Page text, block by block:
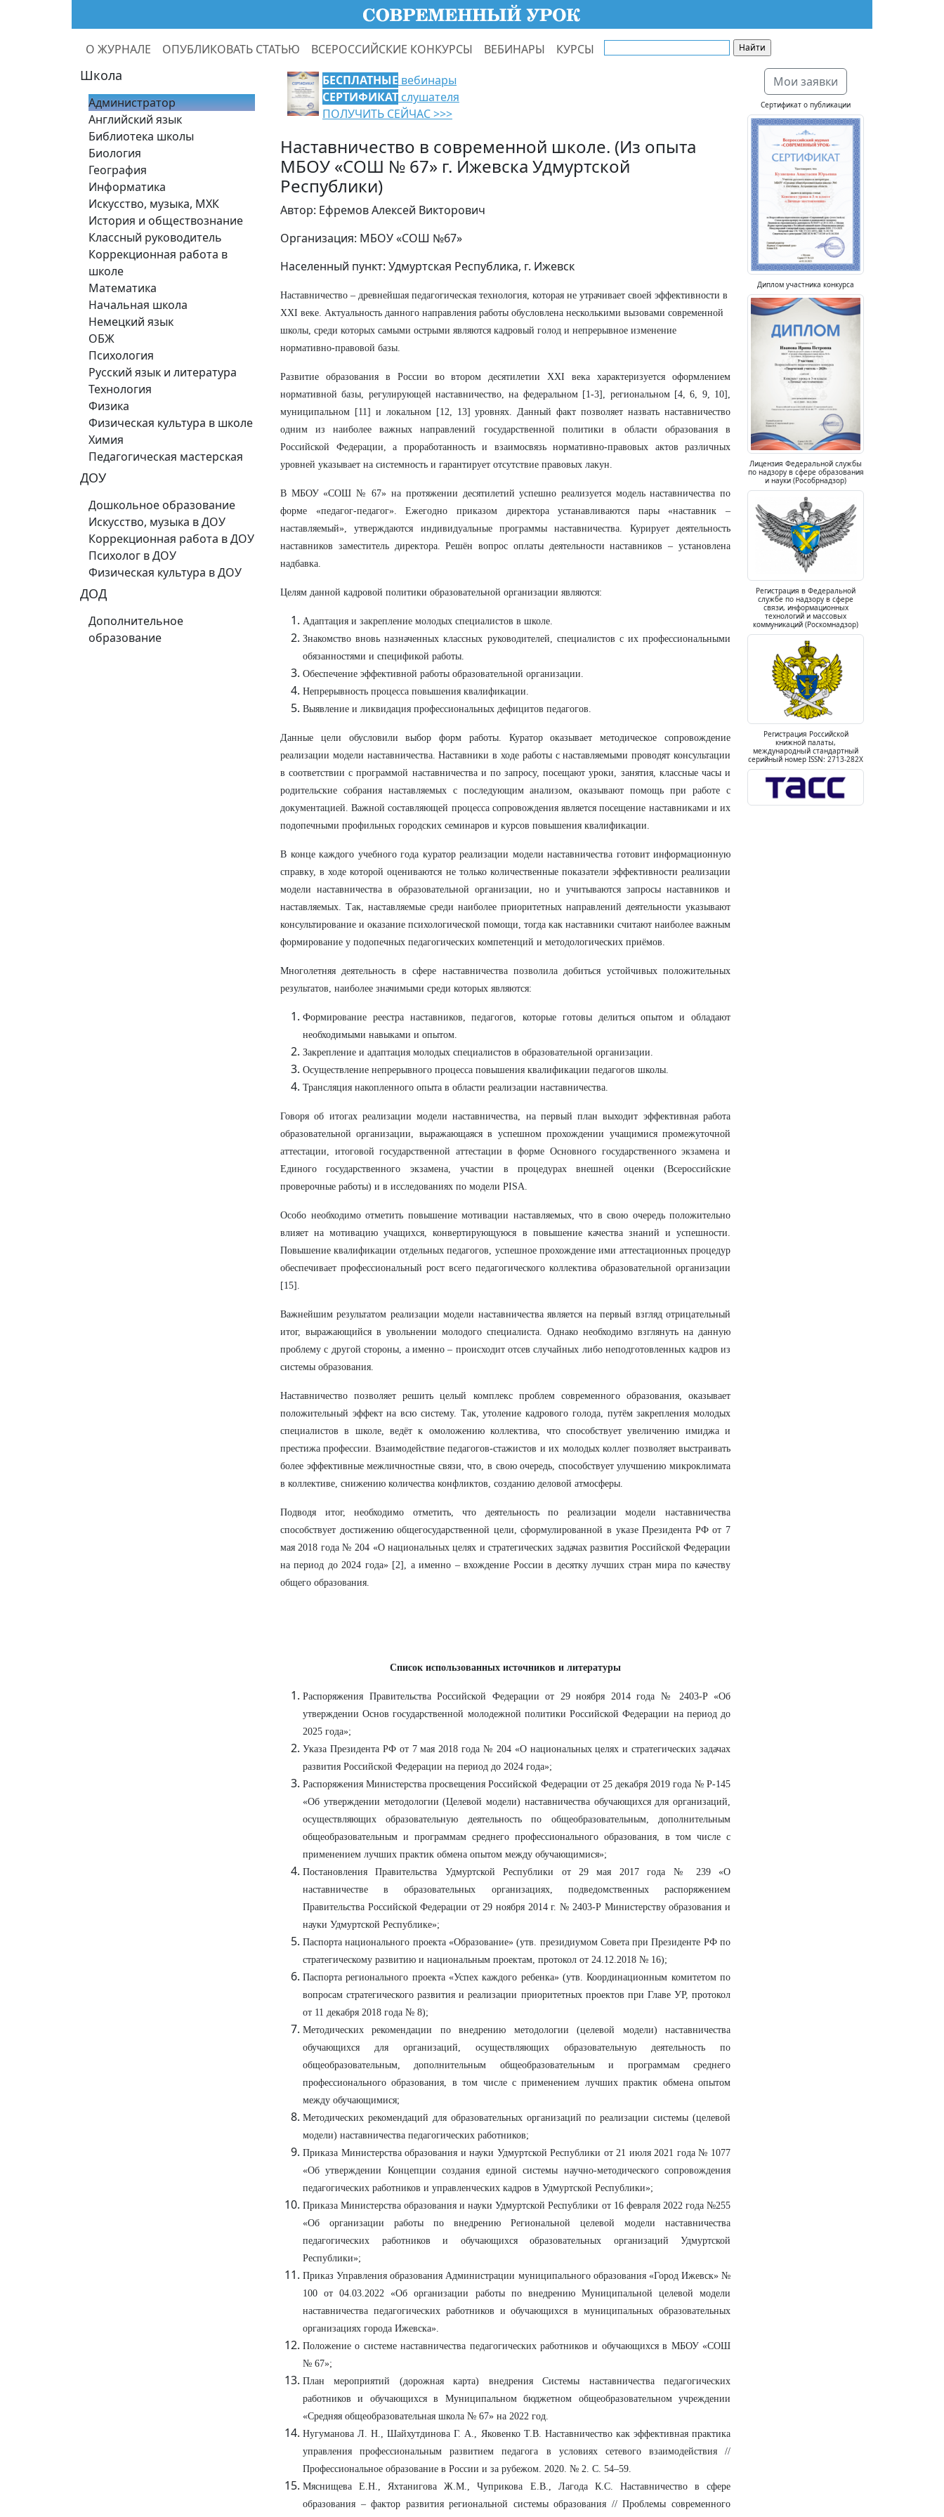
О ЖУРНАЛЕ ОПУБЛИКОВАТЬ СТАТЬЮ ВСЕРОССИЙСКИЕ КОНКУРСЫ ВЕБИНАРЫ КУРСЫ
Школа
Администратор
Английский язык
Библиотека школы
Биология
География
Информатика
Искусство, музыка, МХК
История и обществознание
Классный руководитель
Коррекционная работа в
школе
Математика
Начальная школа
Немецкий язык
ОБЖ
Психология
Русский язык и литература
Технология
Физика
Физическая культура в школе
Химия
Педагогическая мастерская
ДОУ
Дошкольное образование
Искусство, музыка в ДОУ
Коррекционная работа в ДОУ
Психолог в ДОУ
Физическая культура в ДОУ
ДОД
Дополнительное
образование
БЕСПЛАТНЫЕ вебинары
СЕРТИФИКАТ слушателя
ПОЛУЧИТЬ СЕЙЧАС >>>
Наставничество в современной школе. (Из опыта
МБОУ «СОШ № 67» г. Ижевска Удмуртской
Республики)
Автор: Ефремов Алексей Викторович
Организация: МБОУ «СОШ №67»
Населенный пункт: Удмуртская Республика, г. Ижевск
Наставничество – древнейшая педагогическая технология, которая не утрачивает своей эффективности в
XXI веке. Актуальность данного направления работы обусловлена несколькими вызовами современной
школы, среди которых самыми острыми являются кадровый голод и непрерывное изменение
нормативно-правовой базы.
Развитие образования в России во втором десятилетии XXI века характеризуется оформлением
нормативной базы, регулирующей наставничество, на федеральном [1-3], региональном [4, 6, 9, 10],
муниципальном [11] и локальном [12, 13] уровнях. Данный факт позволяет назвать наставничество
одним из наиболее важных направлений государственной политики в области образования в
Российской Федерации, а проработанность и взаимосвязь нормативно-правовых актов различных
уровней указывает на системность и гарантирует отсутствие правовых лакун.
В МБОУ «СОШ № 67» на протяжении десятилетий успешно реализуется модель наставничества по
форме «педагог-педагог». Ежегодно приказом директора устанавливаются пары «наставник –
наставляемый», утверждаются индивидуальные программы наставничества. Курирует деятельность
наставников заместитель директора. Решён вопрос оплаты деятельности наставников – установлена
надбавка.
Целям данной кадровой политики образовательной организации являются:
Адаптация и закрепление молодых специалистов в школе.
Знакомство вновь назначенных классных руководителей, специалистов с их профессиональными
обязанностями и спецификой работы.
Обеспечение эффективной работы образовательной организации.
Непрерывность процесса повышения квалификации.
Выявление и ликвидация профессиональных дефицитов педагогов.
Данные цели обусловили выбор форм работы. Куратор оказывает методическое сопровождение
реализации модели наставничества. Наставники в ходе работы с наставляемыми проводят консультации
в соответствии с программой наставничества и по запросу, посещают уроки, занятия, классные часы и
родительские собрания наставляемых с последующим анализом, оказывают помощь при работе с
документацией. Важной составляющей процесса сопровождения является посещение наставниками и их
подопечными профильных городских семинаров и курсов повышения квалификации.
В конце каждого учебного года куратор реализации модели наставничества готовит информационную
справку, в ходе которой оцениваются не только количественные показатели эффективности реализации
модели наставничества в образовательной организации, но и учитываются запросы наставников и
наставляемых. Так, наставляемые среди наиболее приоритетных направлений деятельности указывают
консультирование и оказание психологической помощи, тогда как наставники считают наиболее важным
формирование у подопечных педагогических компетенций и методологических приёмов.
Многолетняя деятельность в сфере наставничества позволила добиться устойчивых положительных
результатов, наиболее значимыми среди которых являются:
Формирование реестра наставников, педагогов, которые готовы делиться опытом и обладают
необходимыми навыками и опытом.
Закрепление и адаптация молодых специалистов в образовательной организации.
Осуществление непрерывного процесса повышения квалификации педагогов школы.
Трансляция накопленного опыта в области реализации наставничества.
Говоря об итогах реализации модели наставничества, на первый план выходит эффективная работа
образовательной организации, выражающаяся в успешном прохождении учащимися промежуточной
аттестации, итоговой государственной аттестации в форме Основного государственного экзамена и
Единого государственного экзамена, участии в процедурах внешней оценки (Всероссийские
проверочные работы) и в исследованиях по модели PISA.
Особо необходимо отметить повышение мотивации наставляемых, что в свою очередь положительно
влияет на мотивацию учащихся, конвертирующуюся в повышение качества знаний и успешности.
Повышение квалификации отдельных педагогов, успешное прохождение ими аттестационных процедур
обеспечивает профессиональный рост всего педагогического коллектива образовательной организации
[15].
Важнейшим результатом реализации модели наставничества является на первый взгляд отрицательный
итог, выражающийся в увольнении молодого специалиста. Однако необходимо взглянуть на данную
проблему с другой стороны, а именно – происходит отсев случайных либо неподготовленных кадров из
системы образования.
Наставничество позволяет решить целый комплекс проблем современного образования, оказывает
положительный эффект на всю систему. Так, утоление кадрового голода, путём закрепления молодых
специалистов в школе, ведёт к омоложению коллектива, что способствует увеличению имиджа и
престижа профессии. Взаимодействие педагогов-стажистов и их молодых коллег позволяет выстраивать
более эффективные межличностные связи, что, в свою очередь, способствует улучшению микроклимата
в коллективе, снижению количества конфликтов, созданию деловой атмосферы.
Подводя итог, необходимо отметить, что деятельность по реализации модели наставничества
способствует достижению общегосударственной цели, сформулированной в указе Президента РФ от 7
мая 2018 года № 204 «О национальных целях и стратегических задачах развития Российской Федерации
на период до 2024 года» [2], а именно – вхождение России в десятку лучших стран мира по качеству
общего образования.
Список использованных источников и литературы
Распоряжения Правительства Российской Федерации от 29 ноября 2014 года № 2403-Р «Об
утверждении Основ государственной молодежной политики Российской Федерации на период до
2025 года»;
Указа Президента РФ от 7 мая 2018 года № 204 «О национальных целях и стратегических задачах
развития Российской Федерации на период до 2024 года»;
Распоряжения Министерства просвещения Российской Федерации от 25 декабря 2019 года № Р-145
«Об утверждении методологии (Целевой модели) наставничества обучающихся для организаций,
осуществляющих образовательную деятельность по общеобразовательным, дополнительным
общеобразовательным и программам среднего профессионального образования, в том числе с
применением лучших практик обмена опытом между обучающимися»;
Постановления Правительства Удмуртской Республики от 29 мая 2017 года № 239 «О
наставничестве в образовательных организациях, подведомственных распоряжением
Правительства Российской Федерации от 29 ноября 2014 г. № 2403-Р Министерству образования и
науки Удмуртской Республике»;
Паспорта национального проекта «Образование» (утв. президиумом Совета при Президенте РФ по
стратегическому развитию и национальным проектам, протокол от 24.12.2018 № 16);
Паспорта регионального проекта «Успех каждого ребенка» (утв. Координационным комитетом по
вопросам стратегического развития и реализации приоритетных проектов при Главе УР, протокол
от 11 декабря 2018 года № 8);
Методических рекомендации по внедрению методологии (целевой модели) наставничества
обучающихся для организаций, осуществляющих образовательную деятельность по
общеобразовательным, дополнительным общеобразовательным и программам среднего
профессионального образования, в том числе с применением лучших практик обмена опытом
между обучающимися;
Методических рекомендаций для образовательных организаций по реализации системы (целевой
модели) наставничества педагогических работников;
Приказа Министерства образования и науки Удмуртской Республики от 21 июля 2021 года № 1077
«Об утверждении Концепции создания единой системы научно-методического сопровождения
педагогических работников и управленческих кадров в Удмуртской Республики»;
Приказа Министерства образования и науки Удмуртской Республики от 16 февраля 2022 года №255
«Об организации работы по внедрению Региональной целевой модели наставничества
педагогических работников и обучающихся образовательных организаций Удмуртской
Республики»;
Приказ Управления образования Администрации муниципального образования «Город Ижевск» №
100 от 04.03.2022 «Об организации работы по внедрению Муниципальной целевой модели
наставничества педагогических работников и обучающихся в муниципальных образовательных
организациях города Ижевска».
Положение о системе наставничества педагогических работников и обучающихся в МБОУ «СОШ
№ 67»;
План мероприятий (дорожная карта) внедрения Системы наставничества педагогических
работников и обучающихся в Муниципальном бюджетном общеобразовательном учреждении
«Средняя общеобразовательная школа № 67» на 2022 год.
Нугуманова Л. Н., Шайхутдинова Г. А., Яковенко Т.В. Наставничество как эффективная практика
управления профессиональным развитием педагога в условиях сетевого взаимодействия //
Профессиональное образование в России и за рубежом. 2020. № 2. С. 54–59.
Мяснищева Е.Н., Яхтанигова Ж.М., Чуприкова Е.В., Лагода К.С. Наставничество в сфере
образования – фактор развития региональной системы образования // Проблемы современного
Мои заявки
Сертификат о публикации
Диплом участника конкурса
Лицензия Федеральной службы
по надзору в сфере образования
и науки (Рособрнадзор)
Регистрация в Федеральной
службе по надзору в сфере
связи, информационных
технологий и массовых
коммуникаций (Роскомнадзор)
Регистрация Российской
книжной палаты,
международный стандартный
серийный номер ISSN: 2713-282X